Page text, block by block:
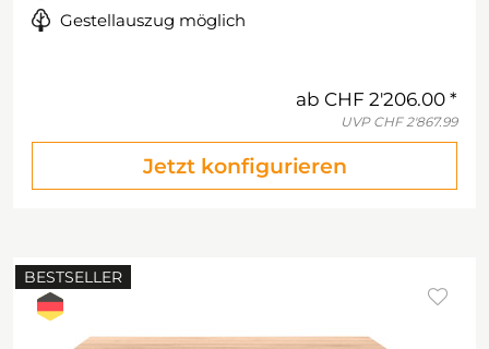
Gestellauszug möglich
ab CHF 2'206.00
UVP CHF 2'867.99
Jetzt konfigurieren
BESTSELLER